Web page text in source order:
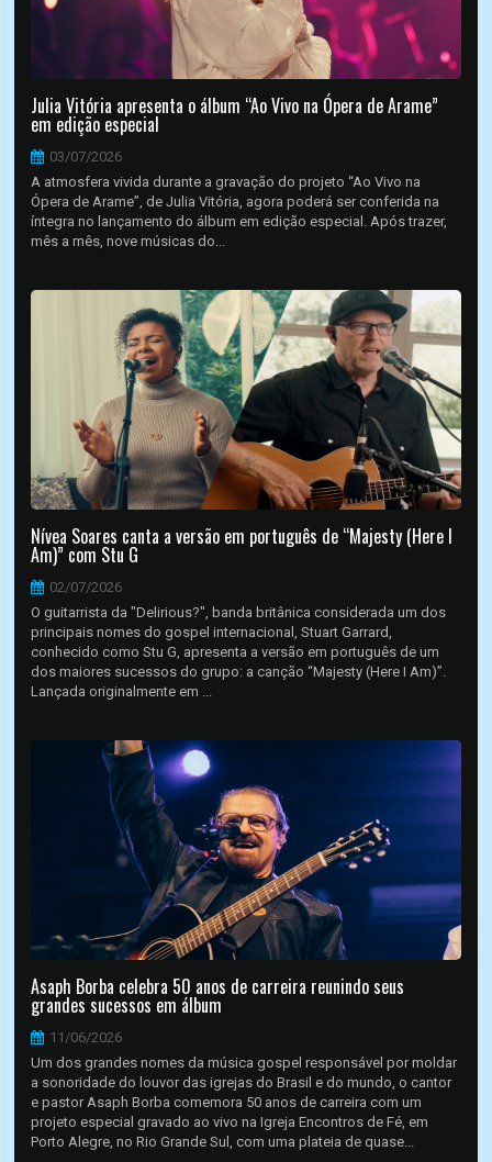
Julia Vitória apresenta o álbum “Ao Vivo na Ópera de Arame”
em edição especial
03/07/2026
A atmosfera vivida durante a gravação do projeto “Ao Vivo na
Ópera de Arame”, de Julia Vitória, agora poderá ser conferida na
íntegra no lançamento do álbum em edição especial. Após trazer,
mês a mês, nove músicas do...
Nívea Soares canta a versão em português de “Majesty (Here I
Am)” com Stu G
02/07/2026
O guitarrista da "Delirious?", banda britânica considerada um dos
principais nomes do gospel internacional, Stuart Garrard,
conhecido como Stu G, apresenta a versão em português de um
dos maiores sucessos do grupo: a canção “Majesty (Here I Am)”.
Lançada originalmente em ...
Asaph Borba celebra 50 anos de carreira reunindo seus
grandes sucessos em álbum
11/06/2026
Um dos grandes nomes da música gospel responsável por moldar
a sonoridade do louvor das igrejas do Brasil e do mundo, o cantor
e pastor Asaph Borba comemora 50 anos de carreira com um
projeto especial gravado ao vivo na Igreja Encontros de Fé, em
Porto Alegre, no Rio Grande Sul, com uma plateia de quase...